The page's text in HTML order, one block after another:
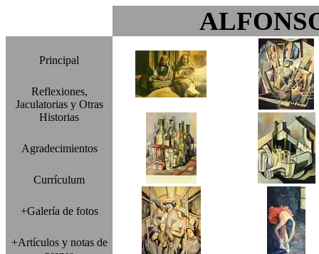
Principal
Reflexiones,
Jaculatorias y Otras
Historias
Agradecimientos
Currículum
+Galería de fotos
+Artículos y notas de